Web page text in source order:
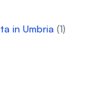
in Umbria (1)